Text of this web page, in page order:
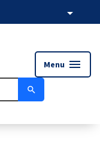
arrow_drop_down
Menu menu
search